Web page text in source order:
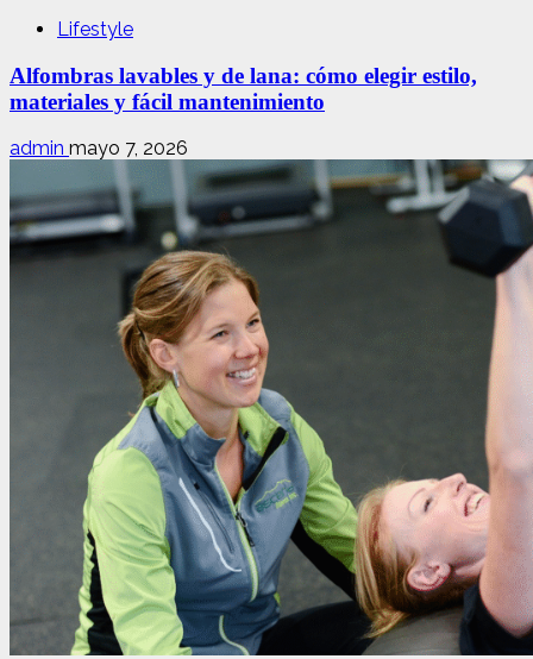
Lifestyle
Alfombras lavables y de lana: cómo elegir estilo,
materiales y fácil mantenimiento
admin mayo 7, 2026